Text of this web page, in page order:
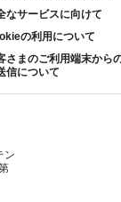
なサービスに向けて
の利用について
さまのご利用端末から
信について
ン